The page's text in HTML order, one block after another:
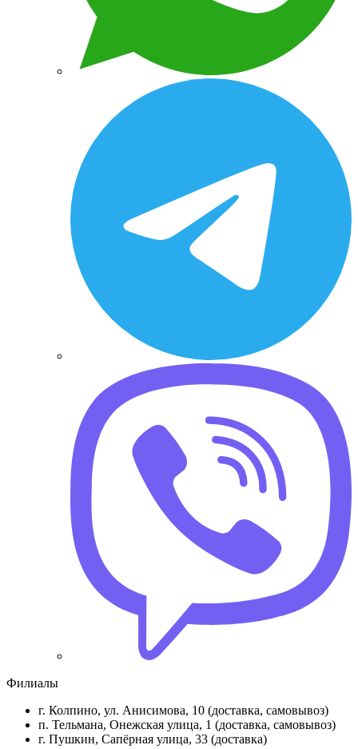
Филиалы
г. Колпино, ул. Анисимова, 10 (доставка, самовывоз)
п. Тельмана, Онежская улица, 1 (доставка, самовывоз)
г. Пушкин, Сапёрная улица, 33 (доставка)